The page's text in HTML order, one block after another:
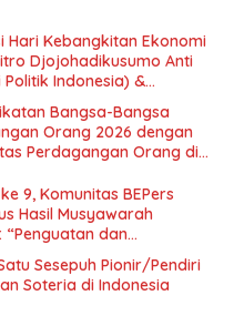
Hari Kebangkitan Ekonomi
Djojohadikusumo Anti
Indonesia) &
Undang Perekonomian
dalam Menata Bangsa
Bangsa-Bangsa
Orang 2026 dengan
Perdagangan Orang di
9, Komunitas BEPers
Hasil Musyawarah
“Penguatan dan
Berbasis Riset di seluruh
Sesepuh Pionir/Pendiri
Soteria di Indonesia